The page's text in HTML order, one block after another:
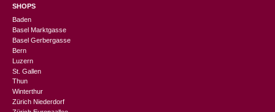
SHOPS
Baden
Basel Marktgasse
Basel Gerbergasse
Bern
Luzern
St. Gallen
Thun
Winterthur
Zürich Niederdorf